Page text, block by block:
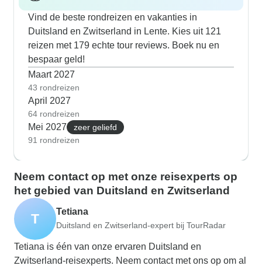
Vind de beste rondreizen en vakanties in
Duitsland en Zwitserland in Lente. Kies uit 121
reizen met 179 echte tour reviews. Boek nu en
bespaar geld!
Maart 2027
43 rondreizen
April 2027
64 rondreizen
Mei 2027
zeer geliefd
91 rondreizen
Neem contact op met onze reisexperts op
het gebied van Duitsland en Zwitserland
T Tetiana
Duitsland en Zwitserland-expert bij TourRadar
Tetiana is één van onze ervaren Duitsland en
Zwitserland-reisexperts. Neem contact met ons op om al